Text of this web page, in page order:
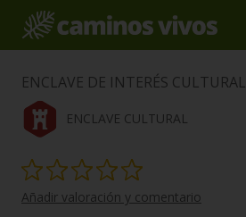
ENCLAVE DE INTERÉS CULTURAL
ENCLAVE CULTURAL
Añadir valoración y comentario